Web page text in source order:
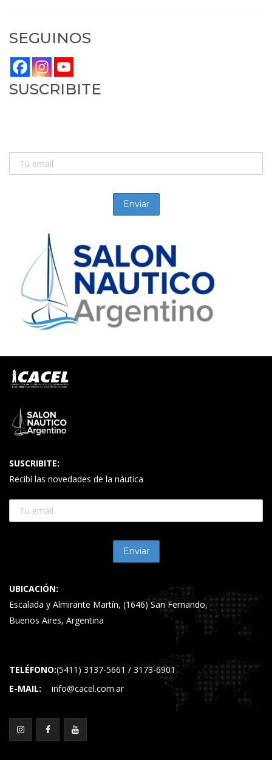
SEGUINOS
SUSCRIBITE
SUSCRIBITE:
Recibí las novedades de la náutica
UBICACIÓN:
Escalada y Almirante Martín, (1646) San Fernando,
Buenos Aires, Argentina
TELÉFONO:(5411) 3137-5661 / 3173-6901
E-MAIL:
info@cacel.com.ar